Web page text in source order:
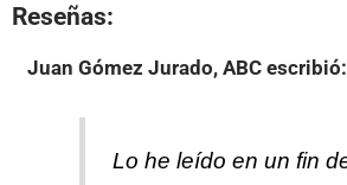
Reseñas:
Juan Gómez Jurado, ABCescribió:
Lo he leído en un fin